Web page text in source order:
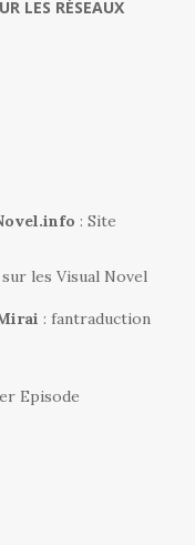
LES RÉSEAUX
: Site
les Visual Novel
: fantraduction
Episode